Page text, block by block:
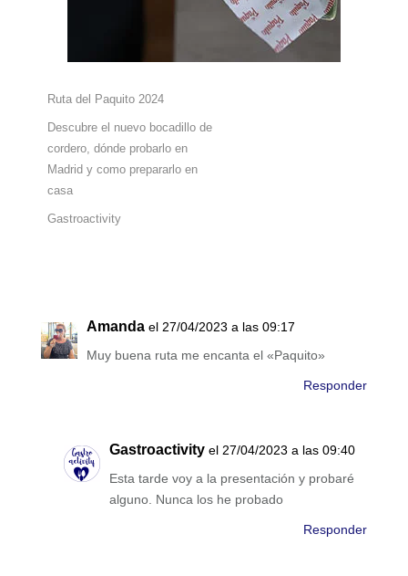
Ruta del Paquito 2024
Descubre el nuevo bocadillo de
cordero, dónde probarlo en
Madrid y como prepararlo en
casa
Gastroactivity
Amanda el 27/04/2023 a las 09:17
Muy buena ruta me encanta el «Paquito»
Responder
Gastroactivity el 27/04/2023 a las 09:40
Esta tarde voy a la presentación y probaré
alguno. Nunca los he probado
Responder